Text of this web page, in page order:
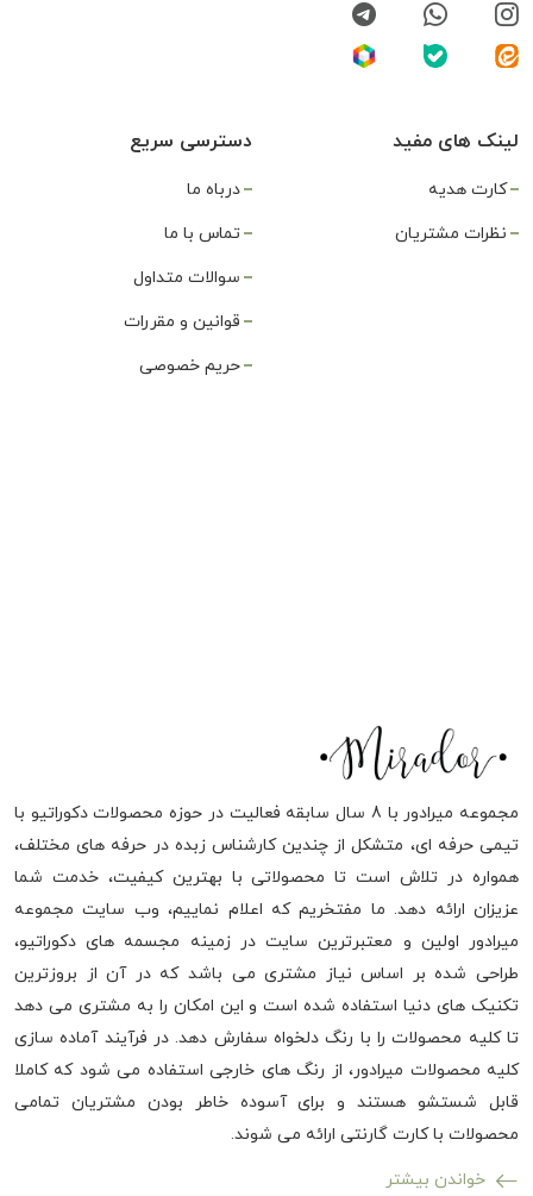
لینک های مفید
کارت هدیه
نظرات مشتریان
دسترسی سریع
درباه ما
تماس با ما
سوالات متداول
قوانین و مقررات
حریم خصوصی
مجموعه میرادور با 8 سال سابقه فعالیت در حوزه محصولات دکوراتیو با
تیمی حرفه ای، متشکل از چندین کارشناس زبده در حرفه های مختلف،
همواره در تلاش است تا محصولاتی با بهترین کیفیت، خدمت شما
عزیزان ارائه دهد. ما مفتخریم که اعلام نماییم، وب سایت مجموعه
میرادور اولین و معتبرترین سایت در زمینه مجسمه های دکوراتیو،
طراحی شده بر اساس نیاز مشتری می باشد که در آن از بروزترین
تکنیک های دنیا استفاده شده است و این امکان را به مشتری می دهد
تا کلیه محصولات را با رنگ دلخواه سفارش دهد. در فرآیند آماده سازی
کلیه محصولات میرادور، از رنگ های خارجی استفاده می شود که کاملا
قابل شستشو هستند و برای آسوده خاطر بودن مشتریان تمامی
محصولات با کارت گارنتی ارائه می شوند.
خواندن بیشتر